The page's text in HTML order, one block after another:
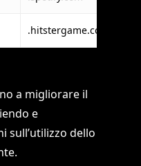
.hitstergame.com
a migliorare il
e
sull’utilizzo dello